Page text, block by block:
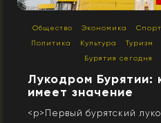
Общество Экономика Спорт
Политика
Культура Туризм
Бурятия сегодня
Лукодром Бурятии:
имеет значение
<p>Первый бурятский